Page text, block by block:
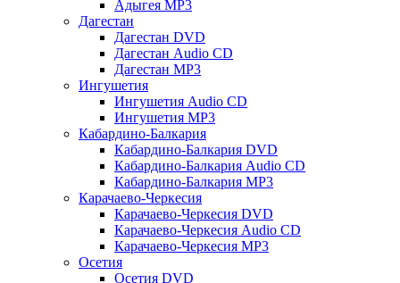
Адыгея MP3
Дагестан
Дагестан DVD
Дагестан Audio CD
Дагестан MP3
Ингушетия
Ингушетия Audio CD
Ингушетия MP3
Кабардино-Балкария
Кабардино-Балкария DVD
Кабардино-Балкария Audio CD
Кабардино-Балкария MP3
Карачаево-Черкесия
Карачаево-Черкесия DVD
Карачаево-Черкесия Audio CD
Карачаево-Черкесия MP3
Осетия
Осетия DVD